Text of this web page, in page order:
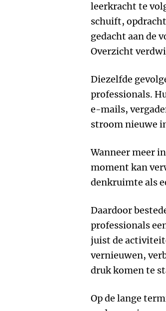
leerkracht te
schuift,
gedacht aan de
Overzicht
Diezelfde
professionals.
e-mails,
stroom nieuwe
Wanneer meer
moment kan
denkruimte als
Daardoor
professionals
juist de
vernieuwen,
druk komen te
Op de lange